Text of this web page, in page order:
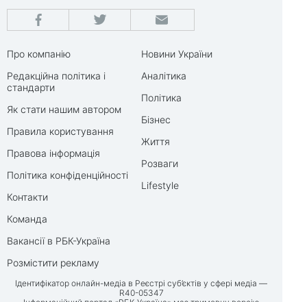
Про компанію
Редакційна політика і
стандарти
Як стати нашим автором
Правила користування
Правова інформація
Політика конфіденційності
Контакти
Команда
Вакансії в РБК-Україна
Розмістити рекламу
Новини України
Аналітика
Політика
Бізнес
Життя
Розваги
Lifestyle
Ідентифікатор онлайн-медіа в Реєстрі суб’єктів у сфері медіа —
R40-05347